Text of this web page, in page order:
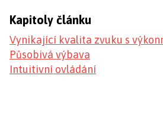
Kapitoly článku
Vynikající kvalita zvuku s
Působivá výbava
Intuitivní ovládání